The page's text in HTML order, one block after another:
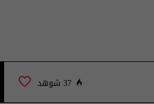
37 شوهد